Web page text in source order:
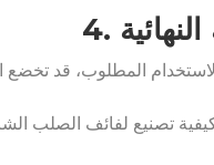
النهائية